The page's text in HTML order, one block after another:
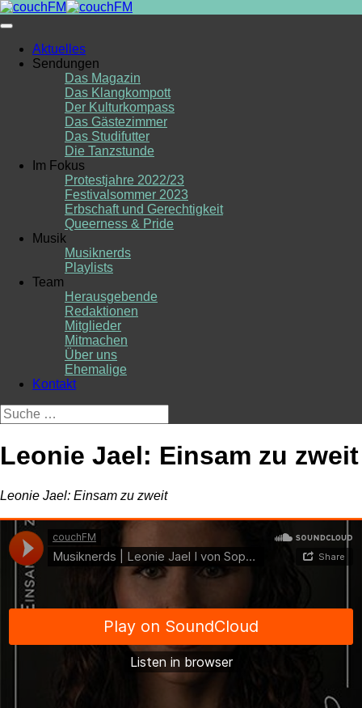
Skip
to
Aktuelles
Sendungen
Das Magazin
Das Klangkompott
Der Kulturkompass
Das Gästezimmer
Das Studifutter
Die Tanzstunde
Im Fokus
Protestjahre 2022/23
Festivalsommer 2023
Erbschaft und Gerechtigkeit
Queerness & Pride
Musik
Musiknerds
Playlists
Team
Herausgebende
Redaktionen
Mitglieder
Mitmachen
Über uns
Ehemalige
Kontakt
Suche
nach:
Leonie Jael: Einsam zu zweit
Leonie Jael: Einsam zu zweit